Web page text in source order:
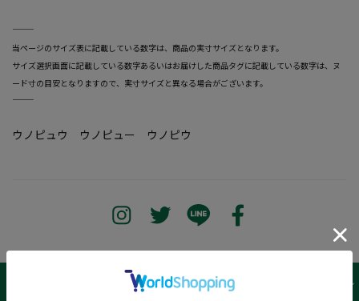
―――――――――――――――――――――――
当ページのサイズ表に記載している数字は、商品の実寸サイズとなります。
サイズ選択画面に記載している数字あるいはお届けした商品タグに記載している数字は、ヌ
ード寸の目安となりますので、実寸サイズと異なる場合がございます。
―――――――――――――――――――――――
ウノピュウ ウノピュー ウノピウ